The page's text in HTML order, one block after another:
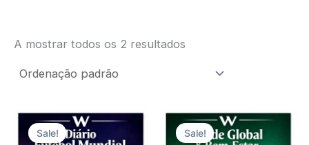
A mostrar todos os 2 resultados
Sale! Sale!